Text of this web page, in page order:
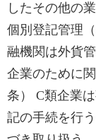
したその他の
個別登記管理
融機関は外貨
企業のために
条） C類企業
記の手続を行